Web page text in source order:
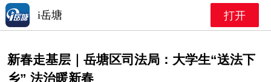
i岳塘 打开